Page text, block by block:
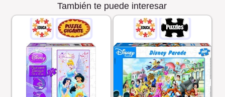
También te puede interesar